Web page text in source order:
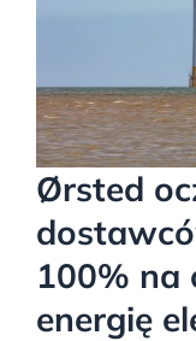
Ørsted
100% na
energię